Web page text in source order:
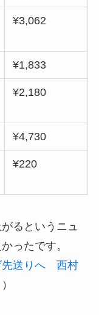
¥3,062
¥1,833
¥2,180
¥4,730
¥220
るというニュ
ったです。
先送りへ 西村
）